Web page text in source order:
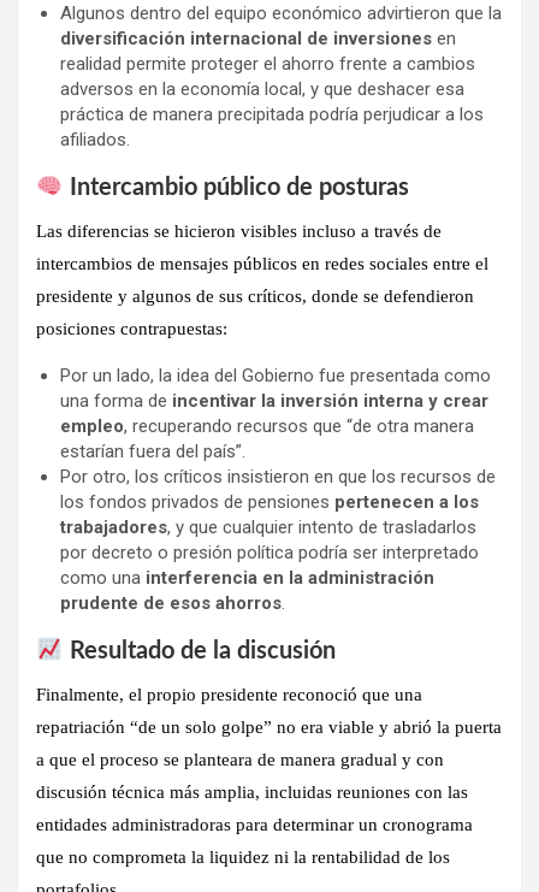
Algunos dentro del equipo económico advirtieron que la
diversificación internacional de inversiones en
realidad permite proteger el ahorro frente a cambios
adversos en la economía local, y que deshacer esa
práctica de manera precipitada podría perjudicar a los
afiliados.
Intercambio público de posturas
Las diferencias se hicieron visibles incluso a través de
intercambios de mensajes públicos en redes sociales entre el
presidente y algunos de sus críticos, donde se defendieron
posiciones contrapuestas:
Por un lado, la idea del Gobierno fue presentada como
una forma de incentivar la inversión interna y crear
empleo, recuperando recursos que “de otra manera
estarían fuera del país”.
Por otro, los críticos insistieron en que los recursos de
los fondos privados de pensiones pertenecen a los
trabajadores, y que cualquier intento de trasladarlos
por decreto o presión política podría ser interpretado
como una interferencia en la administración
prudente de esos ahorros.
Resultado de la discusión
Finalmente, el propio presidente reconoció que una
repatriación “de un solo golpe” no era viable y abrió la puerta
a que el proceso se planteara de manera gradual y con
discusión técnica más amplia, incluidas reuniones con las
entidades administradoras para determinar un cronograma
que no comprometa la liquidez ni la rentabilidad de los